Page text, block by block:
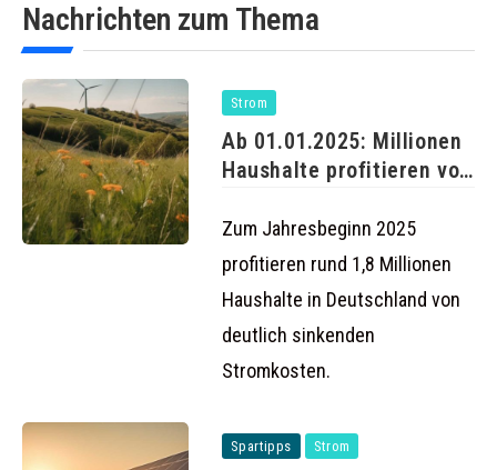
Nachrichten zum Thema
Strom
Ab 01.01.2025: Millionen
Haushalte profitieren von
Strompreisen
Zum Jahresbeginn 2025
profitieren rund 1,8 Millionen
Haushalte in Deutschland von
deutlich sinkenden
Stromkosten.
Spartipps Strom